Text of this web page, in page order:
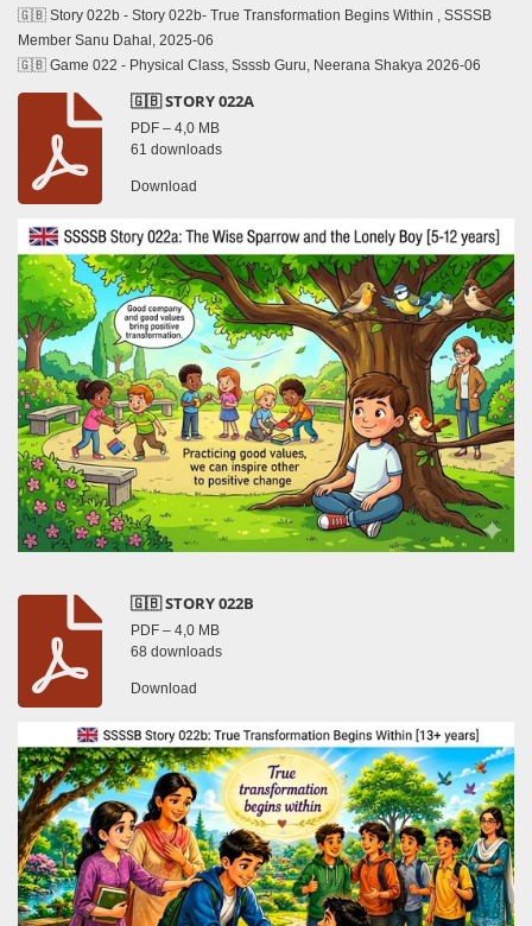
🇬🇧 Story 022b - Story 022b- True Transformation Begins Within , SSSSB
Member Sanu Dahal, 2025-06
🇬🇧 Game 022 - Physical Class, Ssssb Guru, Neerana Shakya 2026-06
🇬🇧 STORY 022A
PDF – 4,0 MB
61 downloads
Download
🇬🇧 STORY 022B
PDF – 4,0 MB
68 downloads
Download